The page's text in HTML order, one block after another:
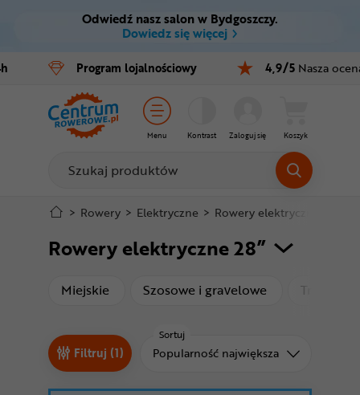
Ctrl M
Menu główne
Filtry
Produkty
Stopka
Mapa strony
Odwiedź nasz salon w Bydgoszczy.
Dowiedz się więcej
Program lojalnościowy 4,9/5 Nasza
Menu Kontrast Zaloguj się Koszyk
Rowery
E-bike
Części
Akcesoria
Odzież
Kaski
Buty
Odżywki
> Rowery > Elektryczne > Rowery elektryczne 28”
Rowery elektryczne 28”
Miejskie produktySzosowe i gravelowe produkty
Filtruj (1)
Sortuj
Sortuj od
Popularność największa